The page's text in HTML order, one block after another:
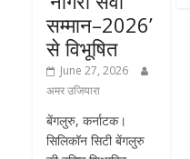
सम्मान–2026’
से विभूषित
June 27, 2026
अमर उजियारा
बेंगलुरु, कर्नाटक।
सिलिकॉन सिटी बेंगलुरु